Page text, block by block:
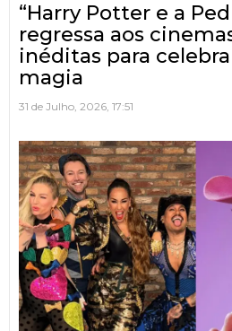
“Harry Potter e a
regressa aos
inéditas para
magia
31 de Julho, 2026, 17:51